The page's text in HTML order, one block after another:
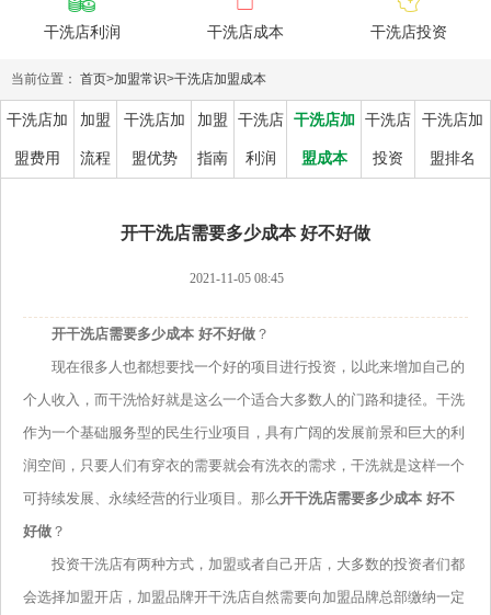
干洗店利润 干洗店成本 干洗店投资
当前位置： 首页>加盟常识>干洗店加盟成本
干洗店加
盟费用
加盟
流程
干洗店加
盟优势
加盟
指南
干洗店
利润
干洗店加
盟成本
干洗店
投资
干洗店加
盟排名
开干洗店需要多少成本 好不好做
2021-11-05 08:45
开干洗店需要多少成本 好不好做 ？
现在很多人也都想要找一个好的项目进行投资，以此来增加自己的
个人收入，而干洗恰好就是这么一个适合大多数人的门路和捷径。干洗
作为一个基础服务型的民生行业项目，具有广阔的发展前景和巨大的利
润空间，只要人们有穿衣的需要就会有洗衣的需求，干洗就是这样一个
可持续发展、永续经营的行业项目。那么开干洗店需要多少成本 好不
好做 ？
投资干洗店有两种方式，加盟或者自己开店，大多数的投资者们都
会选择加盟开店，加盟品牌开干洗店自然需要向加盟品牌总部缴纳一定